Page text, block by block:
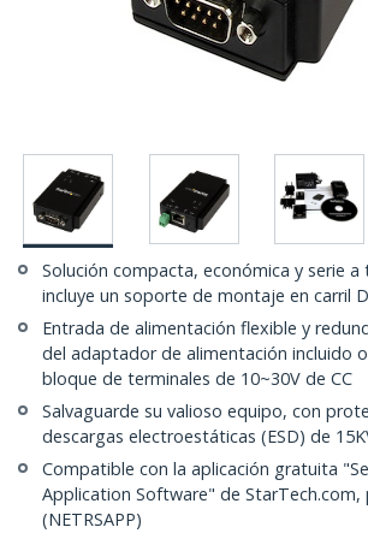
Solución compacta, económica y serie a
incluye un soporte de montaje en carril
Entrada de alimentación flexible y
del adaptador de alimentación incluido
bloque de terminales de 10~30V de CC
Salvaguarde su valioso equipo, con
descargas electroestáticas (ESD) de
Compatible con la aplicación gratuita
Application Software" de StarTech.com,
(NETRSAPP)